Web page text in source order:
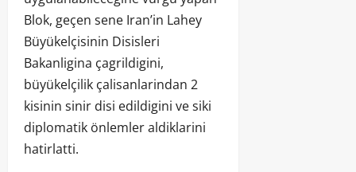
Blok, geçen sene Iran’in Lahey
Büyükelçisinin Disisleri
Bakanligina çagrildigini,
büyükelçilik çalisanlarindan 2
kisinin sinir disi edildigini ve siki
diplomatik önlemler aldiklarini
hatirlatti.